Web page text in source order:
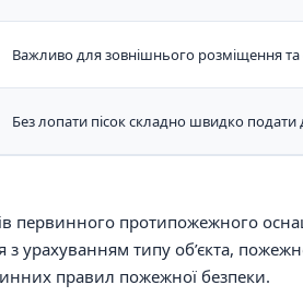
Важливо для зовнішнього розміщення та
Без лопати пісок складно швидко подати
первинного протипожежного
урахуванням типу об’єкта,
правил пожежної безпеки.